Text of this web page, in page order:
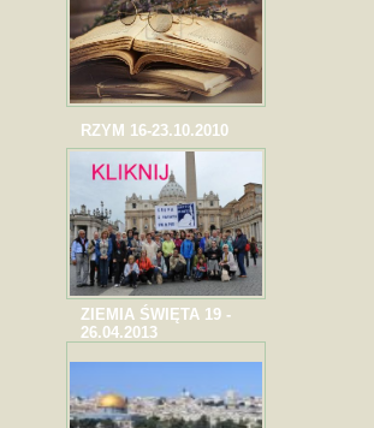
RZYM 16-23.10.2010
ZIEMIA ŚWIĘTA 19 -
26.04.2013